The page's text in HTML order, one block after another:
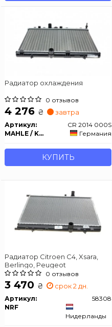
Радиатор охлаждения
0 отзывов
4 276 ₴ завтра
Артикул:
CR 2014 000S
MAHLE / KNECHT
Германия
КУПИТЬ
Радиатор Citroen C4, Xsara,
Berlingo, Peugeot
0 отзывов
3 470 ₴ срок 2 дн.
Артикул:
58308
NRF
Нидерланды